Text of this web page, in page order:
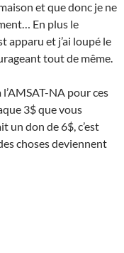
et que donc je ne
En plus le
apparu et j’ai loupé le
tout de même.
NA pour ces
3$ que vous
un don de 6$, c’est
choses deviennent